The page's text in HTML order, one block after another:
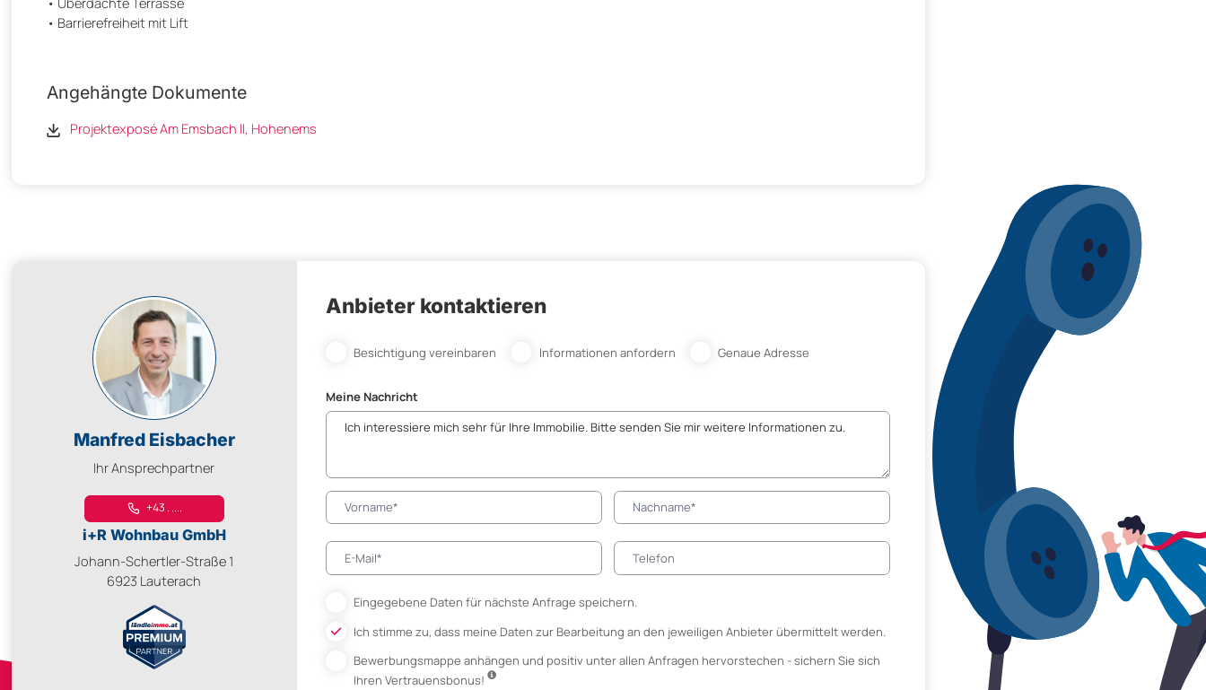
• Barrierefreiheit mit Lift
Angehängte Dokumente
Projektexposé Am Emsbach ll, Hohenems
Manfred Eisbacher
Ihr Ansprechpartner
+43 . ....
i+R Wohnbau GmbH
Johann-Schertler-Straße 1
6923 Lauterach
Anbieter kontaktieren
Besichtigung vereinbaren Informationen anfordern Genaue Adresse
Meine Nachricht
Eingegebene Daten für nächste Anfrage speichern.
Ich stimme zu, dass meine Daten zur Bearbeitung an den jeweiligen Anbieter übermittelt werden.
Bewerbungsmappe anhängenund positiv unter allen Anfragen hervorstechen - sichern Sie sich
Ihren Vertrauensbonus!